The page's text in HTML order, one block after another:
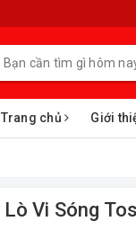
Trang chủ Giới
Lò Vi Sóng